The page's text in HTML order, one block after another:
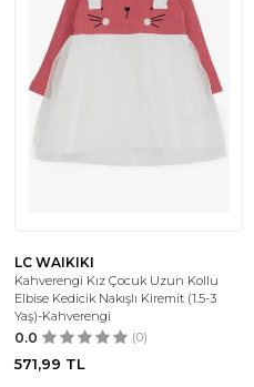
LC WAIKIKI
Kahverengi Kız Çocuk Uzun Kollu
Elbise Kedicik Nakışlı Kiremit (1.5-3
Yaş)-Kahverengi
0.0 (0)
571,99 TL